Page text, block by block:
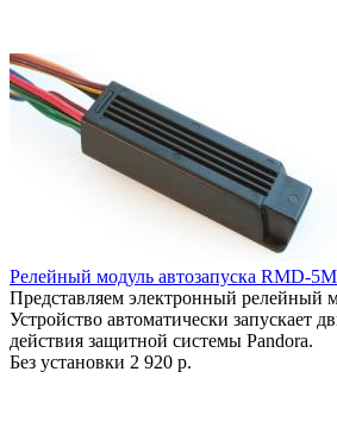
Релейный модуль автозапуска RMD-5M
Представляем электронный релейный
Устройство автоматически запускает
действия защитной системы Pandora.
Без установки 2 920 р.